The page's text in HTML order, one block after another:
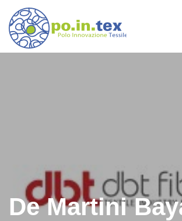
Navigazione principale
De Martini